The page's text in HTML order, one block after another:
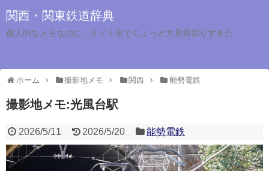
関西・関東鉄道辞典
個人的なメモなのに、サイト名でちょっと大見得切りすぎた
ホーム 撮影地メモ 関西 能勢電鉄
撮影地メモ:光風台駅
2026/5/11 2026/5/20 能勢電鉄